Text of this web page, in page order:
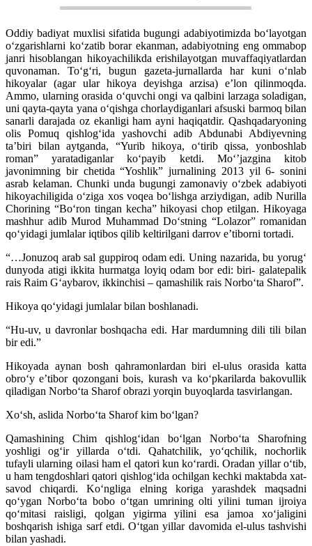
Oddiy badiyat muxlisi sifatida bugungi adabiyotimizda boʻlayotgan
oʻzgarishlarni koʻzatib borar ekanman, adabiyotning eng ommabop
janri hisoblangan hikoyachilikda erishilayotgan muvaffaqiyatlardan
quvonaman. Toʻgʻri, bugun gazeta-jurnallarda har kuni oʻnlab
hikoyalar (agar ular hikoya deyishga arzisa) eʼlon qilinmoqda.
Ammo, ularning orasida oʻquvchi ongi va qalbini larzaga soladigan,
uni qayta-qayta yana oʻqishga chorlaydiganlari afsuski barmoq bilan
sanarli darajada oz ekanligi ham ayni haqiqatdir. Qashqadaryoning
olis Pomuq qishlogʻida yashovchi adib Abdunabi Abdiyevning
taʼbiri bilan aytganda, “Yurib hikoya, oʻtirib qissa, yonboshlab
roman” yaratadiganlar koʻpayib ketdi. Moʻʼjazgina kitob
javonimning bir chetida “Yoshlik” jurnalining 2013 yil 6- sonini
asrab kelaman. Chunki unda bugungi zamonaviy oʻzbek adabiyoti
hikoyachiligida oʻziga xos voqea boʻlishga arziydigan, adib Nurilla
Chorining “Boʻron tingan kecha” hikoyasi chop etilgan. Hikoyaga
mashhur adib Murod Muhammad Doʻstning “Lolazor” romanidan
qoʻyidagi jumlalar iqtibos qilib keltirilgani darrov eʼtiborni tortadi.
“…Jonuzoq arab sal guppiroq odam edi. Uning nazarida, bu yorugʻ
dunyoda atigi ikkita hurmatga loyiq odam bor edi: biri- galatepalik
rais Raim Gʻaybarov, ikkinchisi – qamashilik rais Norboʻta Sharof”.
Hikoya qoʻyidagi jumlalar bilan boshlanadi.
“Hu-uv, u davronlar boshqacha edi. Har mardumning dili tili bilan
bir edi.”
Hikoyada aynan bosh qahramonlardan biri el-ulus orasida katta
obroʻy eʼtibor qozongani bois, kurash va koʻpkarilarda bakovullik
qiladigan Norboʻta Sharof obrazi yorqin buyoqlarda tasvirlangan.
Xoʻsh, aslida Norboʻta Sharof kim boʻlgan?
Qamashining Chim qishlogʻidan boʻlgan Norboʻta Sharofning
yoshligi ogʻir yillarda oʻtdi. Qahatchilik, yoʻqchilik, nochorlik
tufayli ularning oilasi ham el qatori kun koʻrardi. Oradan yillar oʻtib,
u ham tengdoshlari qatori qishlogʻida ochilgan kechki maktabda xat-
savod chiqardi. Koʻngliga elning koriga yarashdek maqsadni
qoʻygan Norboʻta bobo oʻtgan umrining olti yilini tuman ijroiya
qoʻmitasi raisligi, qolgan yigirma yilini esa jamoa xoʻjaligini
boshqarish ishiga sarf etdi. Oʻtgan yillar davomida el-ulus tashvishi
bilan yashadi.